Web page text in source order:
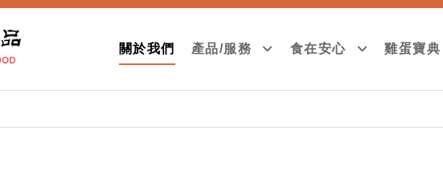
關於我們 產品/服務 食在安心 雞蛋寶典